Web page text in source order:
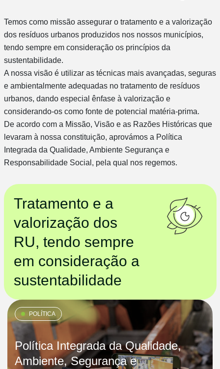
Temos como missão assegurar o tratamento e a valorização
dos resíduos urbanos produzidos nos nossos municípios,
tendo sempre em consideração os princípios da
sustentabilidade.
A nossa visão é utilizar as técnicas mais avançadas, seguras
e ambientalmente adequadas no tratamento de resíduos
urbanos, dando especial ênfase à valorização e
considerando-os como fonte de potencial matéria-prima.
De acordo com a Missão, Visão e as Razões Históricas que
levaram à nossa constituição, aprovámos a Política
Integrada da Qualidade, Ambiente Segurança e
Responsabilidade Social, pela qual nos regemos.
Tratamento e a
valorização dos
RU, tendo sempre
em consideração a
sustentabilidade
POLÍTICA
Política Integrada da Qualidade,
Ambiente, Segurança e